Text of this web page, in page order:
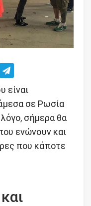
είναι
σε Ρωσία
λόγο, σήμερα θα
ενώνουν και
που κάποτε